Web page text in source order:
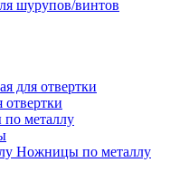
шурупов/винтов
для отвертки
отвертки
металлу
Ножницы по металлу